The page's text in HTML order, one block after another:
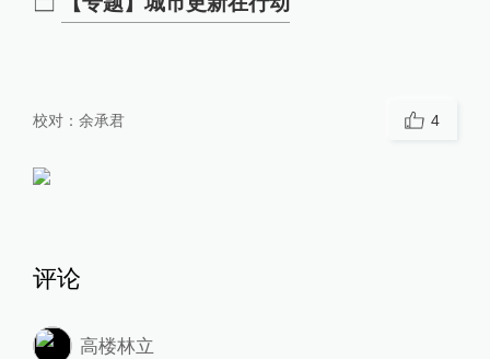
校对： 余承君 4
评论
高楼林立